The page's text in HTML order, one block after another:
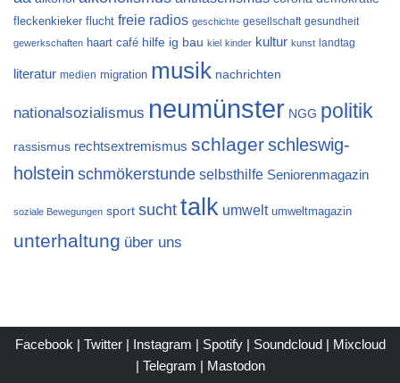
fleckenkieker flucht freie radios geschichte gesellschaft gesundheit
gewerkschaften haart café hilfe ig bau kiel kinder kultur kunst landtag
literatur medien migration musik nachrichten
nationalsozialismus neumünster NGG politik
rassismus rechtsextremismus schlagerschleswig-
holstein schmökerstunde selbsthilfe Seniorenmagazin
soziale Bewegungen sport suchttalk umwelt umweltmagazin
unterhaltung über uns
Facebook | Twitter| Instagram | Spotify| Soundcloud| Mixcloud
| Telegram | Mastodon